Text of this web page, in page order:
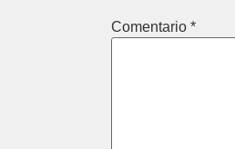
Comentario *